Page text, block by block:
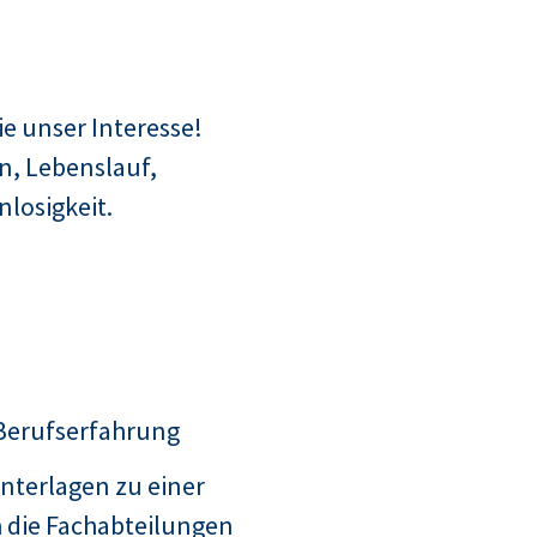
unser Interesse!
Lebenslauf,
zu einer
Fachabteilungen